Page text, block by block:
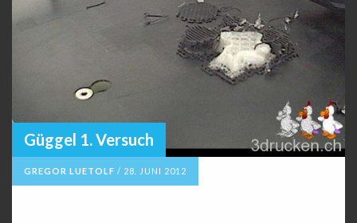
Güggel 1. Versuch
GREGOR LUETOLF / 28. JUNI 2012